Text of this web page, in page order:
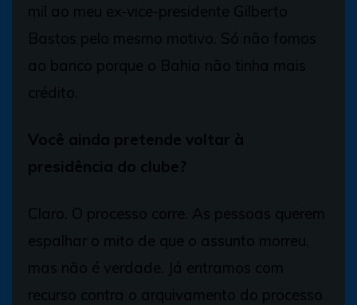
mil ao meu ex-vice-presidente Gilberto
Bastos pelo mesmo motivo. Só não fomos
ao banco porque o Bahia não tinha mais
crédito.
Você ainda pretende voltar à
presidência do clube?
Claro. O processo corre. As pessoas querem
espalhar o mito de que o assunto morreu,
mas não é verdade. Já entramos com
recurso contra o arquivamento do processo